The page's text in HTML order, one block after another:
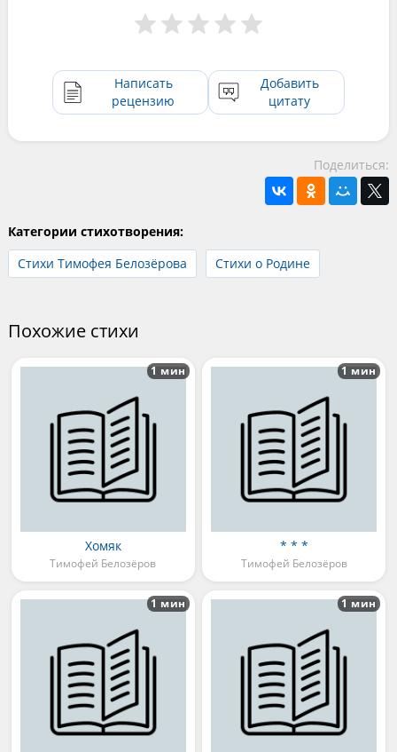
Написать
рецензию
Добавить
цитату
Поделиться:
Категории стихотворения:
Стихи Тимофея Белозёрова
Стихи о Родине
Похожие стихи
Хомяк
Тимофей Белозёров
1 мин
* * *
Тимофей Белозёров
1 мин
1 мин 1 мин